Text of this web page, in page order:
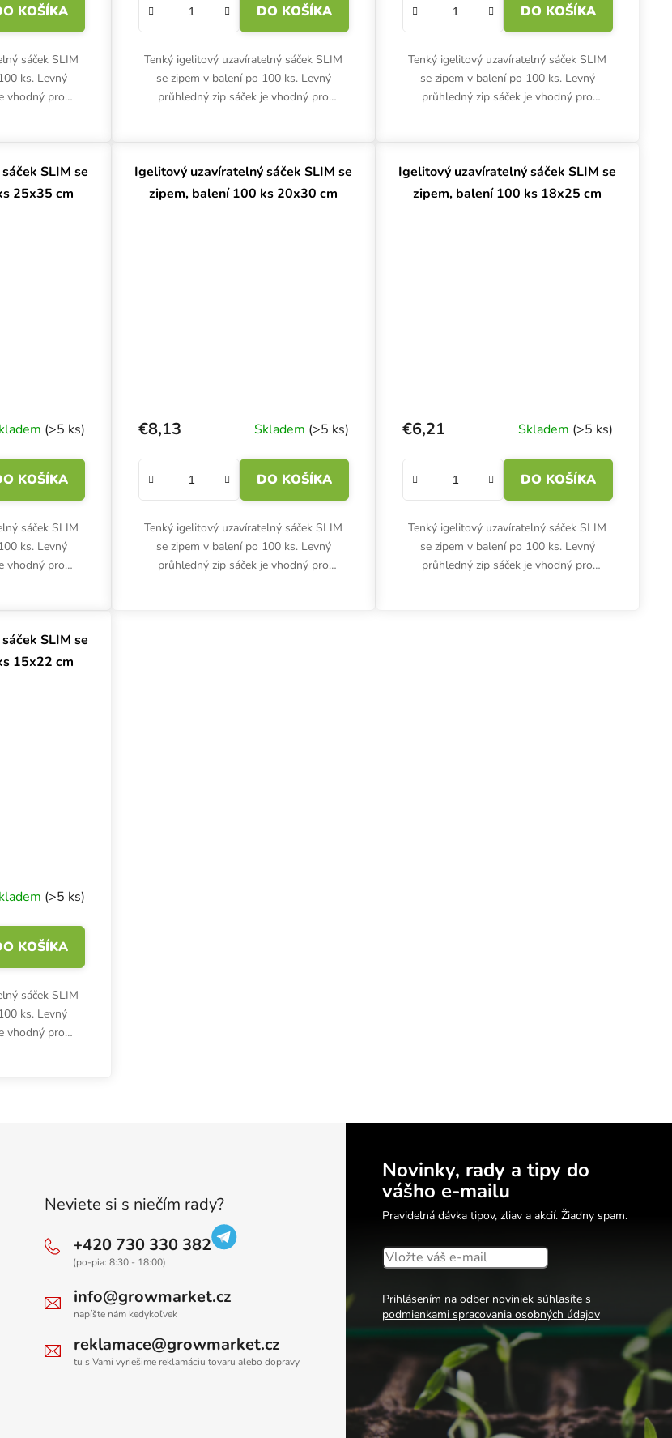
KOŠÍKA
sáček SLIM
ks. Levný
vhodný pro
DO KOŠÍKA
Tenký igelitový uzavíratelný sáček SLIM
se zipem v balení po 100 ks. Levný
průhledný zip sáček je vhodný pro
DO KOŠÍKA
Tenký igelitový uzavíratelný sáček SLIM
se zipem v balení po 100 ks. Levný
průhledný zip sáček je vhodný pro
SLIM se
25x35 cm
(>5 ks)
KOŠÍKA
sáček SLIM
ks. Levný
vhodný pro
Igelitový uzavíratelný sáček SLIM se
zipem, balení 100 ks 20x30 cm
Skladem (>5 ks)
€8,13
DO KOŠÍKA
Tenký igelitový uzavíratelný sáček SLIM
se zipem v balení po 100 ks. Levný
průhledný zip sáček je vhodný pro
Igelitový uzavíratelný sáček SLIM se
zipem, balení 100 ks 18x25 cm
Skladem (>5 ks)
€6,21
DO KOŠÍKA
Tenký igelitový uzavíratelný sáček SLIM
se zipem v balení po 100 ks. Levný
průhledný zip sáček je vhodný pro
SLIM se
15x22 cm
(>5 ks)
KOŠÍKA
sáček SLIM
ks. Levný
vhodný pro
Neviete si s niečím rady?
+420 730 330 382
(po-pia: 8:30 - 18:00)
info@growmarket.cz
napíšte nám kedykoľvek
reklamace@growmarket.cz
tu s Vami vyriešime reklamáciu tovaru alebo dopravy
Novinky, rady a tipy do
vášho e-mailu
Pravidelná dávka tipov, zliav a akcií. Žiadny spam.
Prihlásením na odber noviniek súhlasíte s
podmienkami spracovania osobných údajov